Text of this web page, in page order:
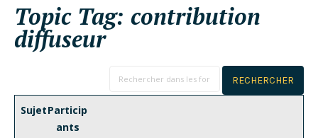
Topic Tag: contribution
diffuseur
SujetParticip
ants